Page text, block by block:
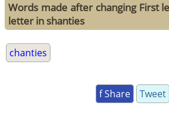
Words made after changing First
letter in shanties
chanties
f Share Tweet